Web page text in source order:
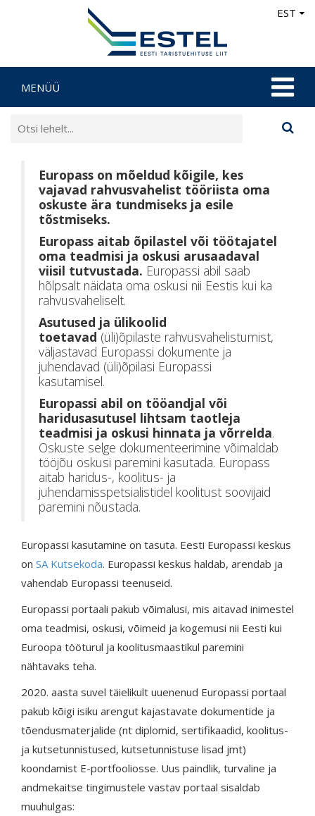
EST
MENÜÜ
Europass on mõeldud kõigile, kes
vajavad rahvusvahelist tööriista oma
oskuste ära tundmiseks ja esile
tõstmiseks.
Europass aitab õpilastel või töötajatel
oma teadmisi ja oskusi arusaadaval
viisil tutvustada. Europassi abil saab
hõlpsalt näidata oma oskusi nii Eestis kui ka
rahvusvaheliselt.
Asutused ja ülikoolid
toetavad (üli)õpilaste rahvusvahelistumist,
väljastavad Europassi dokumente ja
juhendavad (üli)õpilasi Europassi
kasutamisel.
Europassi abil on tööandjal või
haridusasutusel lihtsam taotleja
teadmisi ja oskusi hinnata ja võrrelda.
Oskuste selge dokumenteerimine võimaldab
tööjõu oskusi paremini kasutada. Europass
aitab haridus-, koolitus- ja
juhendamisspetsialistidel koolitust soovijaid
paremini nõustada.
Europassi kasutamine on tasuta. Eesti Europassi keskus
on SA Kutsekoda. Europassi keskus haldab, arendab ja
vahendab Europassi teenuseid.
Europassi portaali pakub võimalusi, mis aitavad inimestel
oma teadmisi, oskusi, võimeid ja kogemusi nii Eesti kui
Euroopa tööturul ja koolitusmaastikul paremini
nähtavaks teha.
2020. aasta suvel täielikult uuenenud Europassi portaal
pakub kõigi isiku arengut kajastavate dokumentide ja
tõendusmaterjalide (nt diplomid, sertifikaadid, koolitus-
ja kutsetunnistused, kutsetunnistuse lisad jmt)
koondamist E-portfooliosse. Uus paindlik, turvaline ja
andmekaitse tingimustele vastav portaal sisaldab
muuhulgas: